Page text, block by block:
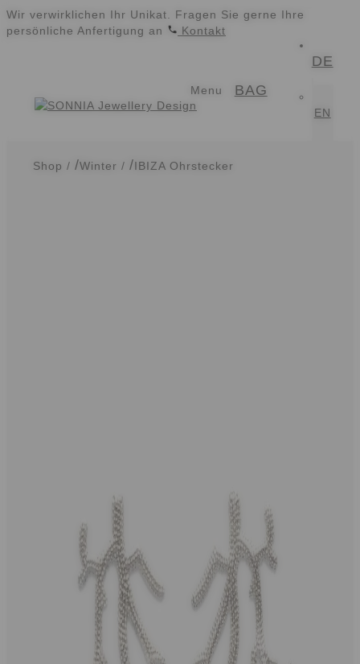
Wir verwirklichen Ihr Unikat. Fragen Sie gerne Ihre
persönliche Anfertigung an
Kontakt
springen
springen
Menu BAG
DE
EN
Shop / Winter / IBIZA Ohrstecker